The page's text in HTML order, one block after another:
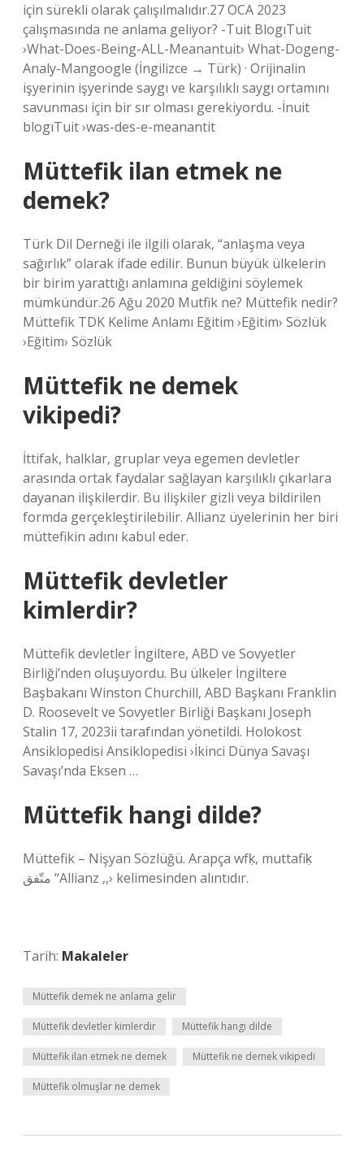
için sürekli olarak çalışılmalıdır.27 OCA 2023
çalışmasında ne anlama geliyor? -Tuit BlogıTuit
›What-Does-Being-ALL-Meanantuit› What-Dogeng-
Analy-Mangoogle (İngilizce → Türk) · Orijinalin
işyerinin işyerinde saygı ve karşılıklı saygı ortamını
savunması için bir sır olması gerekiyordu. -İnuit
blogıTuit ›was-des-e-meanantit
Müttefik ilan etmek ne
demek?
Türk Dil Derneği ile ilgili olarak, “anlaşma veya
sağırlık” olarak ifade edilir. Bunun büyük ülkelerin
bir birim yarattığı anlamına geldiğini söylemek
mümkündür.26 Ağu 2020 Mutfik ne? Müttefik nedir?
Müttefik TDK Kelime Anlamı Eğitim ›Eğitim› Sözlük
›Eğitim› Sözlük
Müttefik ne demek
vikipedi?
İttifak, halklar, gruplar veya egemen devletler
arasında ortak faydalar sağlayan karşılıklı çıkarlara
dayanan ilişkilerdir. Bu ilişkiler gizli veya bildirilen
formda gerçekleştirilebilir. Allianz üyelerinin her biri
müttefikin adını kabul eder.
Müttefik devletler
kimlerdir?
Müttefik devletler İngiltere, ABD ve Sovyetler
Birliği’nden oluşuyordu. Bu ülkeler İngiltere
Başbakanı Winston Churchill, ABD Başkanı Franklin
D. Roosevelt ve Sovyetler Birliği Başkanı Joseph
Stalin 17, 2023ii tarafından yönetildi. Holokost
Ansiklopedisi Ansiklopedisi ›İkinci Dünya Savaşı
Savaşı’nda Eksen …
Müttefik hangi dilde?
Müttefik – Nişyan Sözlüğü. Arapça wfḳ, muttafiḳ
متّفق “Allianz ,,› kelimesinden alıntıdır.
Tarih: Makaleler
Müttefik demek ne anlama gelir
Müttefik devletler kimlerdir Müttefik hangi dilde
Müttefik ilan etmek ne demek Müttefik ne demek vikipedi
Müttefik olmuşlar ne demek